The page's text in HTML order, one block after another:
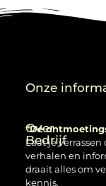
Over
Bedrijf
“Dé
Laat je
verhalen en
draait alles om
kennis.
Onze